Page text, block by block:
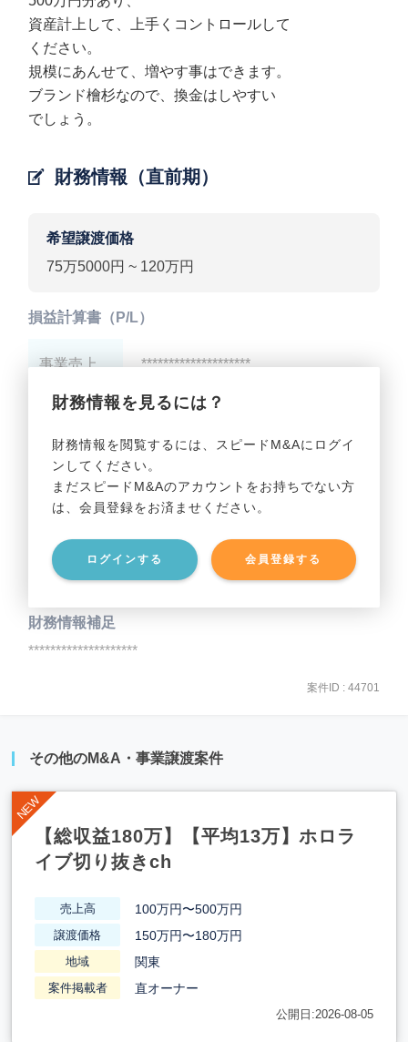
資産計上して、上手くコントロールして
ください。
規模にあんせて、増やす事はできます。
ブランド檜杉なので、換金はしやすい
でしょう。
財務情報（直前期）
希望譲渡価格
75万5000円 ~ 120万円
財務情報を見るには？
財務情報を閲覧するには、スピードM&Aにログイ
ンしてください。
まだスピードM&Aのアカウントをお持ちでない方
は、会員登録をお済ませください。
ログインする 会員登録する
損益計算書（P/L）
事業売上 ********************
事業利益 ********************
貸借対照表（B/S）
事業資産 ********************
事業負債 ********************
財務情報補足
********************
案件ID : 44701
その他のM&A・事業譲渡案件
【総収益180万】【平均13万】ホロラ
イブ切り抜きch
売上高 100万円〜500万円
譲渡価格 150万円〜180万円
地域 関東
案件掲載者 直オーナー
公開日:2026-08-05